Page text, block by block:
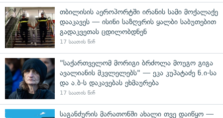
თბილისის აეროპორტში ირანის სამი მოქალაქე
დააკავეს — ისინი საზღვრის ყალბი საბუთებით
გადაკვეთას ცდილობდნენ
17 საათის წინ
"საქართველომ მორიგი ბრძოლა მოუგო გიგა
ავალიანის მკვლელებს" — ეკა კუპატაძე ნ.ი-სა
და ა.ბ-ს დაკავებას ეხმაურება
17 საათის წინ
საგანძურის მარათონში ახალი თვე დაიწყო —